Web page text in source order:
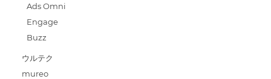
Ads Omni
Engage
Buzz
ウルテク
mureo